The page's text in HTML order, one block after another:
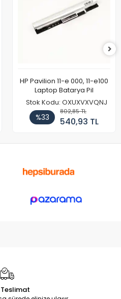
HP Pavilion 11-e 000, 11-e100
Laptop Batarya Pil
Stok Kodu: OXUXVXVQNJ
%33
802,85 TL
540,93 TL
Teslimat